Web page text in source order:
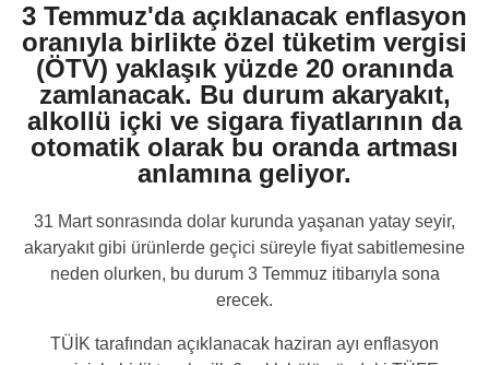
3 Temmuz'da açıklanacak enflasyon
oranıyla birlikte özel tüketim vergisi
(ÖTV) yaklaşık yüzde 20 oranında
zamlanacak. Bu durum akaryakıt,
alkollü içki ve sigara fiyatlarının da
otomatik olarak bu oranda artması
anlamına geliyor.
31 Mart sonrasında dolar kurunda yaşanan yatay seyir,
akaryakıt gibi ürünlerde geçici süreyle fiyat sabitlemesine
neden olurken, bu durum 3 Temmuz itibarıyla sona
erecek.
TÜİK tarafından açıklanacak haziran ayı enflasyon